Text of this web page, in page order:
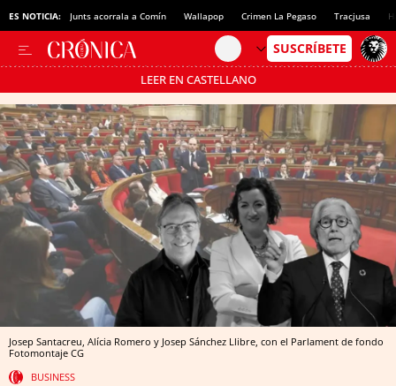
ES NOTICIA: Junts acorrala a Comín Wallapop Crimen La Pegaso Tracjusa
LEER EN CASTELLANO
Pásate al MODO AHORRO
Josep Santacreu, Alícia Romero y Josep Sánchez Llibre, con el Parlament de fondo
Fotomontaje CG
BUSINESS